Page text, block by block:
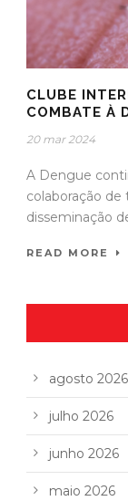
CLUBE
COMBATE À
20 mar 2024
A Dengue
colaboração de
disseminação
READ MORE
agosto 2026
julho 2026
junho 2026
maio 2026